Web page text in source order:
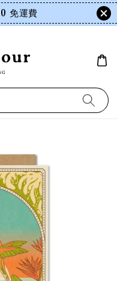
免運費